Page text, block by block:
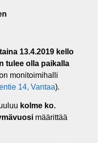
13.4.2019 kello
tulee olla paikalla
monitoimihalli
14, Vantaa).
kolme ko.
määrittää